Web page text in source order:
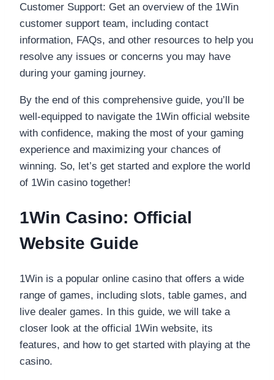
Customer Support: Get an overview of the 1Win
customer support team, including contact
information, FAQs, and other resources to help you
resolve any issues or concerns you may have
during your gaming journey.
By the end of this comprehensive guide, you’ll be
well-equipped to navigate the 1Win official website
with confidence, making the most of your gaming
experience and maximizing your chances of
winning. So, let’s get started and explore the world
of 1Win casino together!
1Win Casino: Official
Website Guide
1Win is a popular online casino that offers a wide
range of games, including slots, table games, and
live dealer games. In this guide, we will take a
closer look at the official 1Win website, its
features, and how to get started with playing at the
casino.